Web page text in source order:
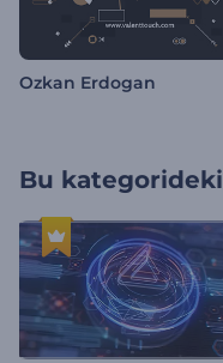
Ozkan Erdogan
Bu kategorideki